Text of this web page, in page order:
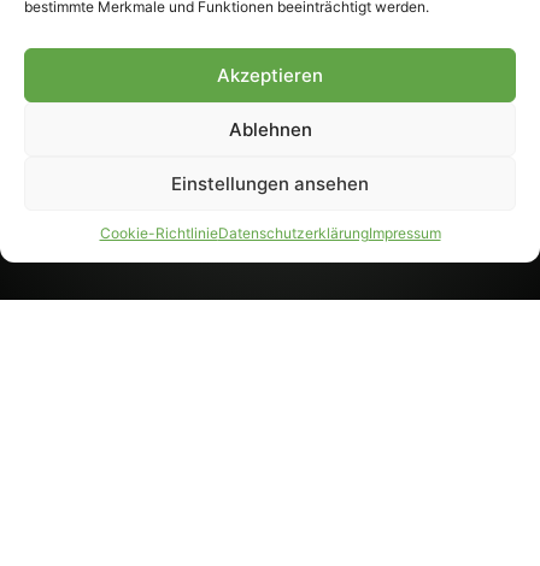
bestimmte Merkmale und Funktionen beeinträchtigt werden.
Akzeptieren
Ablehnen
Einstellungen ansehen
Cookie-RichtlinieDatenschutzerklärungImpressum
Nationalbibliothek (ISSN 1868-
Weiterverarbeitung, auch
Genehmigung.
PARTNER WERDEN
AGB